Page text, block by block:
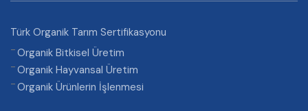
Türk Organik Tarım Sertifikasyonu
Organik Bitkisel Üretim
Organik Hayvansal Üretim
Organik Ürünlerin İşlenmesi